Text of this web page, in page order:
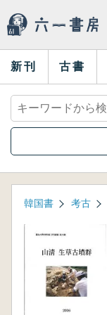
新刊 古書
韓国書 考古